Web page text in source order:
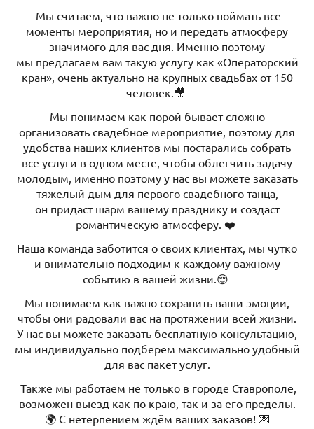
Мы считаем, что важно не только поймать все
моменты мероприятия, но и передать атмосферу
значимого для вас дня. Именно поэтому
мы предлагаем вам такую услугу как «Операторский
кран», очень актуально на крупных свадьбах от 150
человек.🎥
Мы понимаем как порой бывает сложно
организовать свадебное мероприятие, поэтому для
удобства наших клиентов мы постарались собрать
все услуги в одном месте, чтобы облегчить задачу
молодым, именно поэтому у нас вы можете заказать
тяжелый дым для первого свадебного танца,
он придаст шарм вашему празднику и создаст
романтическую атмосферу. ❤️
Наша команда заботится о своих клиентах, мы чутко
и внимательно подходим к каждому важному
событию в вашей жизни.😌
Мы понимаем как важно сохранить ваши эмоции,
чтобы они радовали вас на протяжении всей жизни.
У нас вы можете заказать бесплатную консультацию,
мы индивидуально подберем максимально удобный
для вас пакет услуг.
Также мы работаем не только в городе Ставрополе,
возможен выезд как по краю, так и за его пределы.
🌍 С нетерпением ждём ваших заказов! 💌